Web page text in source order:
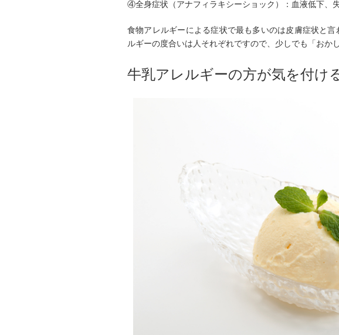
④全身症状（アナフィラキシーショック）：血液低下、
食物アレルギーによる症状で最も多いのは皮膚症状と
ルギーの度合いは人それぞれですので、少しでも「おか
牛乳アレルギーの方が気を付け